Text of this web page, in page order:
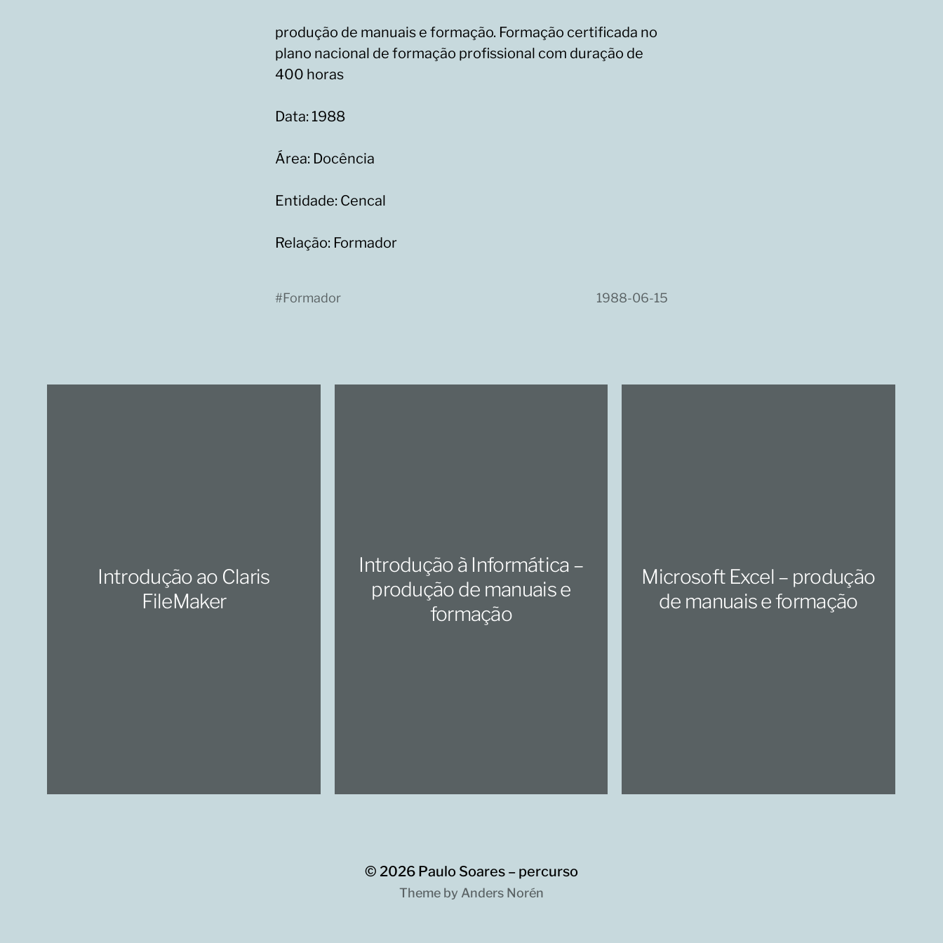
produção de manuais e formação. Formação certificada no
plano nacional de formação profissional com duração de
400 horas
Data: 1988
Área: Docência
Entidade: Cencal
Relação: Formador
#Formador 1988-06-15
Introdução ao Claris
FileMaker
Introdução à Informática –
produção de manuais e
formação
Microsoft Excel – produção
de manuais e formação
© 2026 Paulo Soares – percurso
Theme by Anders Norén